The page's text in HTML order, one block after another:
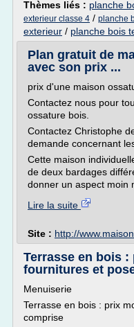
Thèmes liés : planche
exterieur classe 4 / planche
exterieur / planche bois
Plan gratuit de
avec son prix ...
prix d'une maison
Contactez nous pour
ossature bois.
Contactez Christophe
demande concernant
Cette maison
de deux bardages
donner un aspect moin
Lire la suite
Site : http://
Terrasse en bois
fournitures et
Menuiserie
Terrasse en bois : prix
comprise